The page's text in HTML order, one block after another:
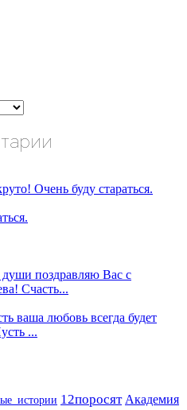
Очень буду стараться.
поздравляю Вас с
Счасть...
ваша любовь всегда будет
...
12поросят Академия